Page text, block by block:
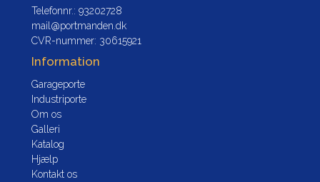
Telefonnr.: 93202728
mail@portmanden.dk
CVR-nummer: 30615921
Information
Garageporte
Industriporte
Om os
Galleri
Katalog
Hjælp
Kontakt os